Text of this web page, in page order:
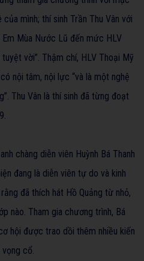
mình; thí sinh Trần Thu Vân với
Mùa Nước Lũ đến mức HLV
vời”. Thậm chí, HLV Thoại Mỹ
nội tâm, nội lực “và là một nghệ
Thu Vân là thí sinh đã từng đoạt
chàng diễn viên Huỳnh Bá Thanh
đang là diễn viên tự do và kinh
đã thích hát Hồ Quảng từ nhỏ,
nào. Tham gia chương trình, Bá
hội được trao dồi thêm nhiều kiến
cổ.